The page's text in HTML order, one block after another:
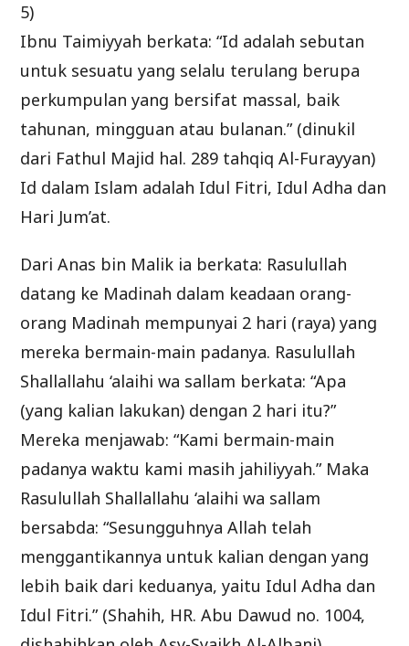
5)
Ibnu Taimiyyah berkata: “Id adalah sebutan
untuk sesuatu yang selalu terulang berupa
perkumpulan yang bersifat massal, baik
tahunan, mingguan atau bulanan.” (dinukil
dari Fathul Majid hal. 289 tahqiq Al-Furayyan)
Id dalam Islam adalah Idul Fitri, Idul Adha dan
Hari Jum’at.
Dari Anas bin Malik ia berkata: Rasulullah
datang ke Madinah dalam keadaan orang-
orang Madinah mempunyai 2 hari (raya) yang
mereka bermain-main padanya. Rasulullah
Shallallahu ‘alaihi wa sallam berkata: “Apa
(yang kalian lakukan) dengan 2 hari itu?”
Mereka menjawab: “Kami bermain-main
padanya waktu kami masih jahiliyyah.” Maka
Rasulullah Shallallahu ‘alaihi wa sallam
bersabda: “Sesungguhnya Allah telah
menggantikannya untuk kalian dengan yang
lebih baik dari keduanya, yaitu Idul Adha dan
Idul Fitri.” (Shahih, HR. Abu Dawud no. 1004,